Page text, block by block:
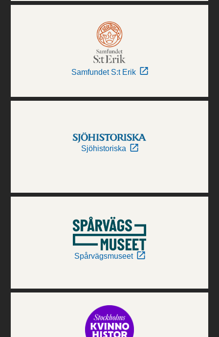
Samfundet S:t Erik
Sjöhistoriska
Spårvägsmuseet